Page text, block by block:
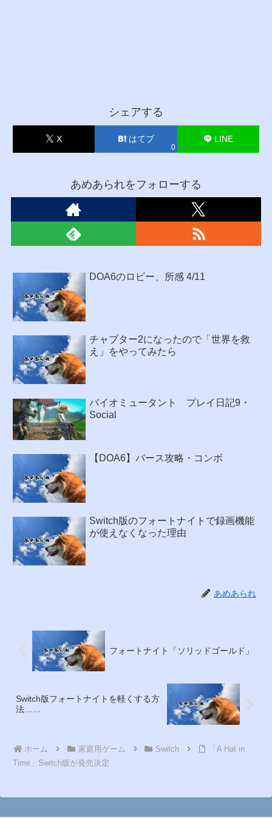
シェアする
X はてブ
0
LINE
あめあられをフォローする
DOA6のロビー、所感 4/11
チャプター2になったので「世界を救
え」をやってみたら
バイオミュータント プレイ日記9・
Social
【DOA6】バース攻略・コンボ
Switch版のフォートナイトで録画機能
が使えなくなった理由
あめあられ
フォートナイト「ソリッドゴールド」
Switch版フォートナイトを軽くする方
法……
ホーム 家庭用ゲーム Switch
「A Hat in
Time」Switch版が発売決定